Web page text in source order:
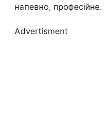
напевно, професійне.
Advertisment